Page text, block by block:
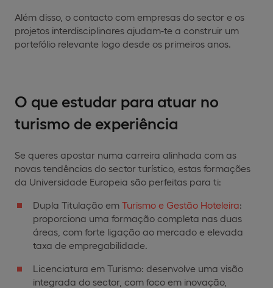
Além disso, o contacto com empresas do sector e os
projetos interdisciplinares ajudam-te a construir um
portefólio relevante logo desde os primeiros anos.
O que estudar para atuar no
turismo de experiência
Se queres apostar numa carreira alinhada com as
novas tendências do sector turístico, estas formações
da Universidade Europeia são perfeitas para ti:
Dupla Titulação em Turismo e Gestão Hoteleira:
proporciona uma formação completa nas duas
áreas, com forte ligação ao mercado e elevada
taxa de empregabilidade.
Licenciatura em Turismo: desenvolve uma visão
integrada do sector, com foco em inovação,